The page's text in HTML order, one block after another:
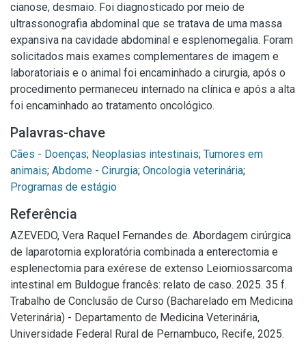
cianose, desmaio. Foi diagnosticado por meio de
ultrassonografia abdominal que se tratava de uma massa
expansiva na cavidade abdominal e esplenomegalia. Foram
solicitados mais exames complementares de imagem e
laboratoriais e o animal foi encaminhado a cirurgia, após o
procedimento permaneceu internado na clínica e após a alta
foi encaminhado ao tratamento oncológico.
Palavras-chave
Cães - Doenças; Neoplasias intestinais; Tumores em
animais; Abdome - Cirurgia; Oncologia veterinária;
Programas de estágio
Referência
AZEVEDO, Vera Raquel Fernandes de. Abordagem cirúrgica
de laparotomia exploratória combinada a enterectomia e
esplenectomia para exérese de extenso Leiomiossarcoma
intestinal em Buldogue francês: relato de caso. 2025. 35 f.
Trabalho de Conclusão de Curso (Bacharelado em Medicina
Veterinária) - Departamento de Medicina Veterinária,
Universidade Federal Rural de Pernambuco, Recife, 2025.